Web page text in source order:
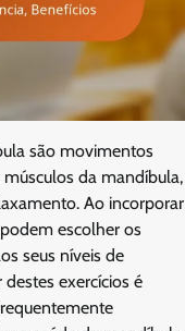
são movimentos
da mandíbula,
Ao incorporar
escolher os
seus níveis de
exercícios é